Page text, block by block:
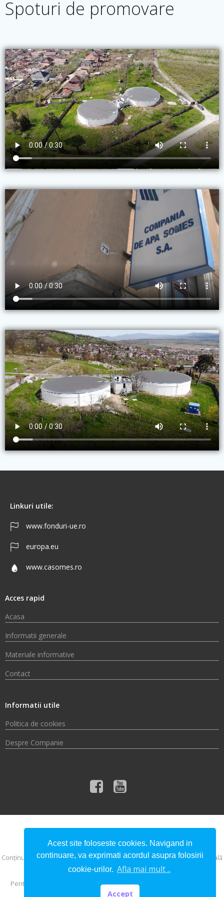
Spoturi de promovare
Linkuri utile:
www.fonduri-ue.ro
europa.eu
www.casomes.ro
Acces rapid
Acasa
Informatii generale
Materiale informative
Contact
Informatii utile
Politica de cookies
Despre Companie
© 2026 Compania de Apă Someș S.A.
Conţinutul acestui material nu reprezintă în mod obligatoriu poziţia oficială
a Uniunii Europene sau a Guvernului României.
Pentru informaţii detaliate despre celelalte programe cofinanţate de
Uniunea Europeană, vă invităm să vizitaţi
Acest site foloseste cookies. Navigand in
continuare, va exprimati acordul asupra folosirii
cookie-urilor. Afla mai mult ..
Accept